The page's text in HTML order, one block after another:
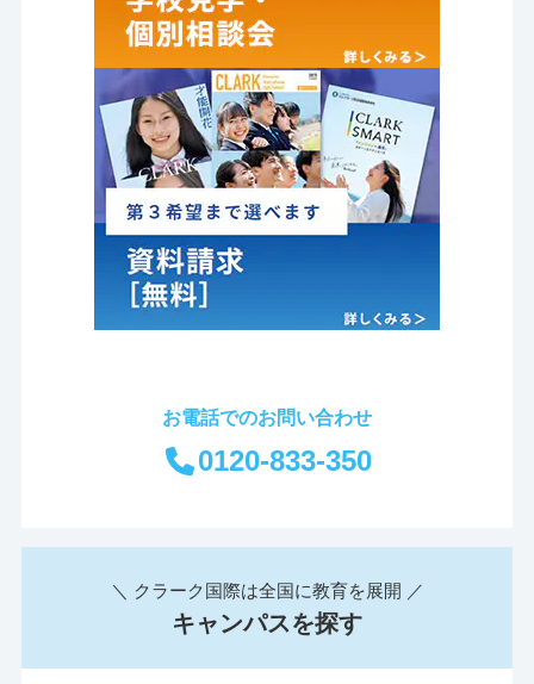
お電話でのお問い合わせ
0120-833-350
＼ クラーク国際は全国に教育を展開 ／
キャンパスを探す